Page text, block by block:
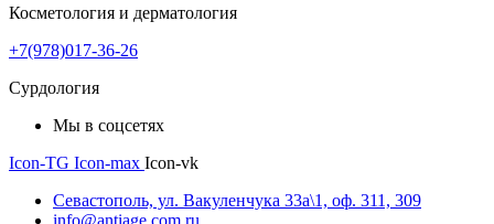
Косметология и дерматология
+7(978)017-36-26
Сурдология
Мы в соцсетях
Icon-TG Icon-max Icon-vk
Севастополь, ул. Вакуленчука 33а\1, оф. 311, 309
info@antiage.com.ru